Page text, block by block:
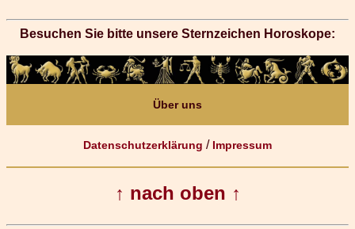
Besuchen Sie bitte unsere Sternzeichen Horoskope:
Über uns
Datenschutzerklärung / Impressum
↑ nach oben ↑